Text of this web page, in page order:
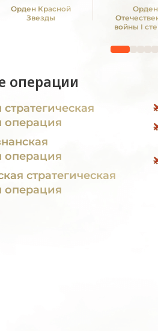
Орден Красной
Звезды
Орден
войны I
операции
операция
операция
стратегическая
операция